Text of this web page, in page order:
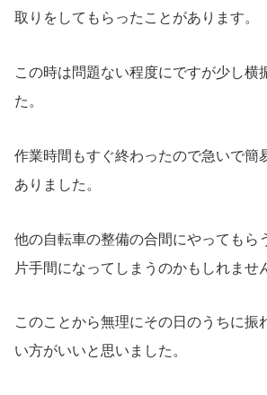
取りをしてもらったことがあります。
この時は問題ない程度にですが少し横
た。
作業時間もすぐ終わったので急いで簡
ありました。
他の自転車の整備の合間にやってもら
片手間になってしまうのかもしれませ
このことから無理にその日のうちに振
い方がいいと思いました。